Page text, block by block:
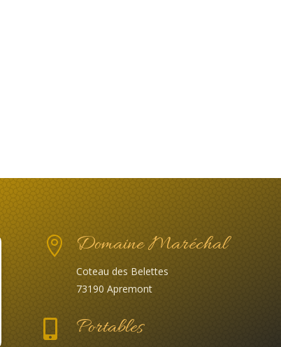
 Domaine Maréchal
Coteau des Belettes
73190 Apremont
 Portables